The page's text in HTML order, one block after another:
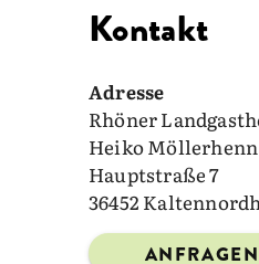
Kontakt
Adresse
Rhöner
Heiko Möllerhenn
Hauptstraße 7
36452
ANFRAGEN